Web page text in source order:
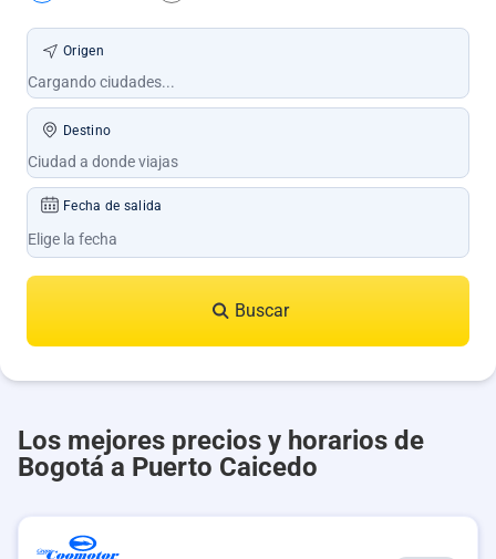
Origen
Destino
Fecha de salida
Buscar
Los mejores precios y horarios de
Bogotá a Puerto Caicedo